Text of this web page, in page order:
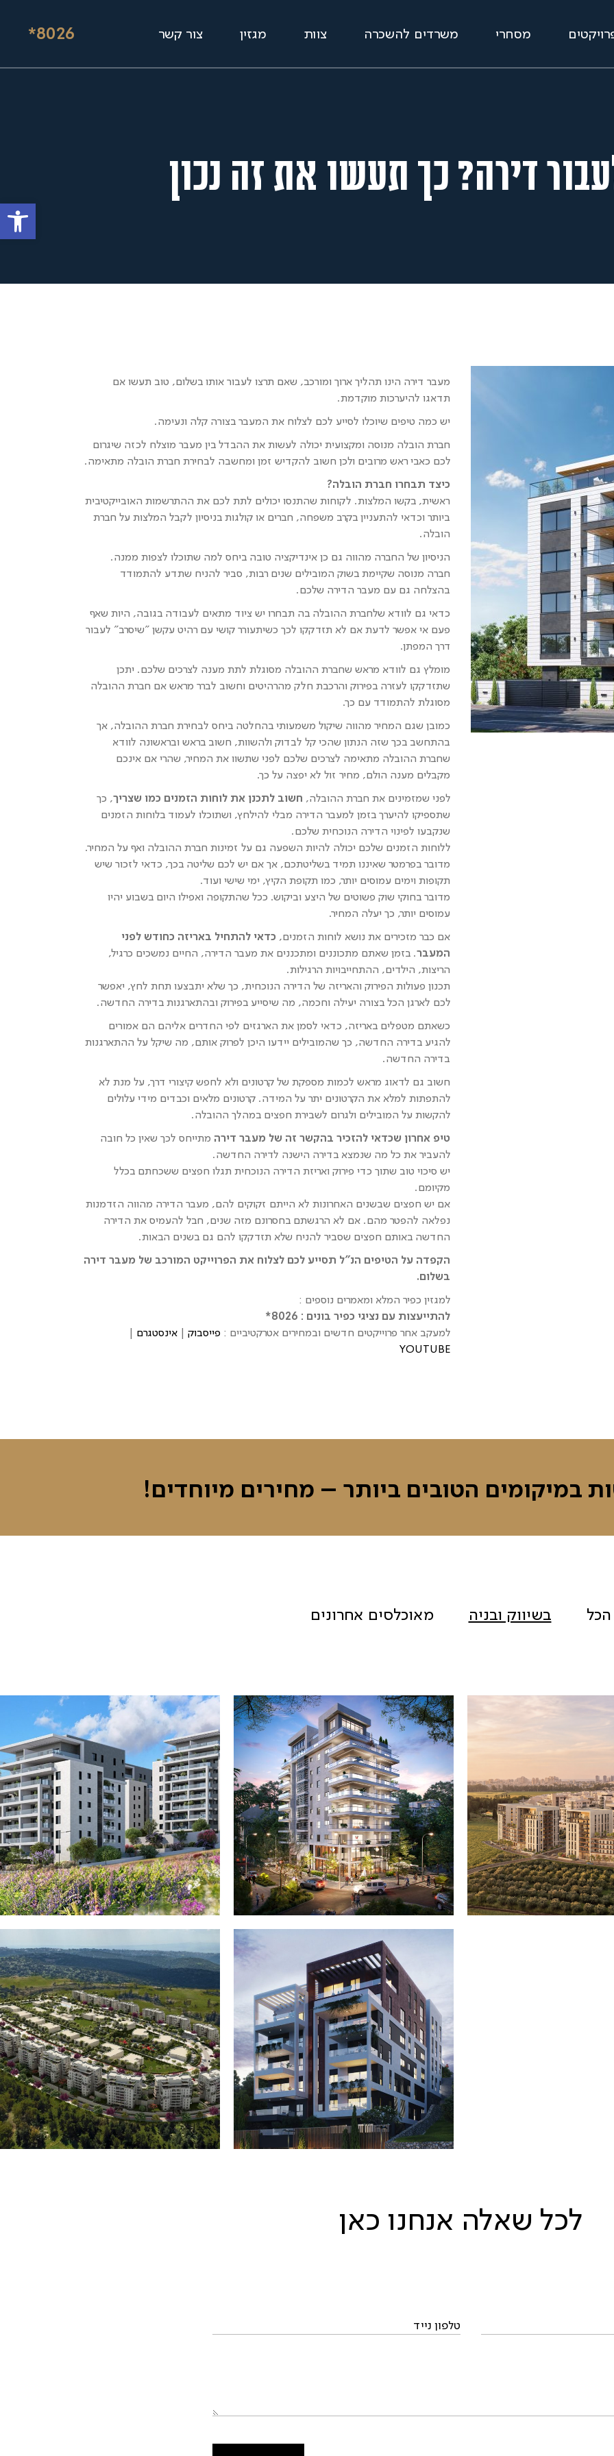
פתח
*8026 מסחרי משרדים להשכרה צוות מגזין צור קשר
דירה? כך תעשו את זה נכון
מעבר דירה הינו תהליך ארוך ומורכב, שאם תרצו לעבור אותו בשלום, טוב תעשו אם
תדאגו להיערכות מוקדמת.
יש כמה טיפים שיוכלו לסייע לכם לצלוח את המעבר בצורה קלה ונעימה.
חברת הובלה מנוסה ומקצועית יכולה לעשות את ההבדל בין מעבר מוצלח לכזה שיגרום
לכם כאבי ראש מרובים ולכן חשוב להקדיש זמן ומחשבה לבחירת חברת הובלה מתאימה.
כיצד תבחרו חברת הובלה?
ראשית, בקשו המלצות. לקוחות שהתנסו יכולים לתת לכם את ההתרשמות האובייקטיבית
ביותר וכדאי להתעניין בקרב משפחה, חברים או קולגות בניסיון לקבל המלצות על חברת
הובלה.
הניסיון של החברה מהווה גם כן אינדיקציה טובה ביחס למה שתוכלו לצפות ממנה.
חברה מנוסה שקיימת בשוק המובילים שנים רבות, סביר להניח שתדע להתמודד
בהצלחה גם עם מעבר הדירה שלכם.
כדאי גם לוודא שלחברת ההובלה בה תבחרו יש ציוד מתאים לעבודה בגובה, היות שאף
פעם אי אפשר לדעת אם לא תזדקקו לכך כשיתעורר קושי עם רהיט עקשן "שיסרב" לעבור
דרך המפתן.
מומלץ גם לוודא מראש שחברת ההובלה מסוגלת לתת מענה לצרכים שלכם. יתכן
שתזדקקו לעזרה בפירוק והרכבת חלק מהרהיטים וחשוב לברר מראש אם חברת ההובלה
מסוגלת להתמודד עם כך.
כמובן שגם המחיר מהווה שיקול משמעותי בהחלטה ביחס לבחירת חברת ההובלה, אך
בהתחשב בכך שזה הנתון שהכי קל לבדוק ולהשוות, חשוב בראש ובראשונה לוודא
שחברת ההובלה מתאימה לצרכים שלכם לפני שתשוו את המחיר, שהרי אם אינכם
מקבלים מענה הולם, מחיר זול לא יפצה על כך.
לפני שמזמינים את חברת ההובלה, חשוב לתכנן את לוחות הזמנים כמו שצריך, כך
שתספיקו להיערך בזמן למעבר הדירה מבלי להילחץ, ושתוכלו לעמוד בלוחות הזמנים
שנקבעו לפינוי הדירה הנוכחית שלכם.
ללוחות הזמנים שלכם יכולה להיות השפעה גם על זמינות חברת ההובלה ואף על המחיר.
מדובר בפרמטר שאיננו תמיד בשליטתכם, אך אם יש לכם שליטה בכך, כדאי לזכור שיש
תקופות וימים עמוסים יותר, כמו תקופת הקיץ, ימי שישי ועוד.
מדובר בחוקי שוק פשוטים של היצע וביקוש. ככל שהתקופה ואפילו היום בשבוע יהיו
עמוסים יותר, כך יעלה המחיר.
אם כבר מזכירים את נושא לוחות הזמנים, כדאי להתחיל באריזה כחודש לפני
המעבר. בזמן שאתם מתכוננים ומתכננים את מעבר הדירה, החיים נמשכים כרגיל,
הריצות, הילדים, ההתחייבויות הרגילות.
תכנון פעולות הפירוק והאריזה של הדירה הנוכחית, כך שלא יתבצעו תחת לחץ, יאפשר
לכם לארגן הכל בצורה יעילה וחכמה, מה שיסייע בפירוק ובהתארגנות בדירה החדשה.
כשאתם מטפלים באריזה, כדאי לסמן את הארגזים לפי החדרים אליהם הם אמורים
להגיע בדירה החדשה, כך שהמובילים יידעו היכן לפרוק אותם, מה שיקל על ההתארגנות
בדירה החדשה.
חשוב גם לדאוג מראש לכמות מספקת של קרטונים ולא לחפש קיצורי דרך, על מנת לא
להתפתות למלא את הקרטונים יתר על המידה. קרטונים מלאים וכבדים מידי עלולים
להקשות על המובילים ולגרום לשבירת חפצים במהלך ההובלה.
טיפ אחרון שכדאי להזכיר בהקשר זה של מעבר דירה מתייחס לכך שאין כל חובה
להעביר את כל מה שנמצא בדירה הישנה לדירה החדשה.
יש סיכוי טוב שתוך כדי פירוק ואריזת הדירה הנוכחית תגלו חפצים ששכחתם בכלל
מקיומם.
אם יש חפצים שבשנים האחרונות לא הייתם זקוקים להם, מעבר הדירה מהווה הזדמנות
נפלאה להפטר מהם. אם לא הרגשתם בחסרונם מזה שנים, חבל להעמיס את הדירה
החדשה באותם חפצים שסביר להניח שלא תזדקקו להם גם בשנים הבאות.
הקפדה על הטיפים הנ"ל תסייע לכם לצלוח את הפרוייקט המורכב של מעבר דירה
בשלום.
למגזין כפיר המלא ומאמרים נוספים :
להתייעצות עם נציגי כפיר בונים : 8026*
למעקב אחר פרוייקטים חדשים ובמחירים אטרקטיביים : פייסבוק | אינסטגרם |
YOUTUBE
במיקומים הטובים ביותר – מחירים מיוחדים!
הכל בשיווק ובניה מאוכלסים אחרונים
זכרון יעקב – KFIR VALLEY סוקולוב 19 – קרית אתא
דרך אמונה – שכונת הפרסה
רכסים
תל מאנה 56 – אחוזה חיפה
לכל שאלה אנחנו כאן